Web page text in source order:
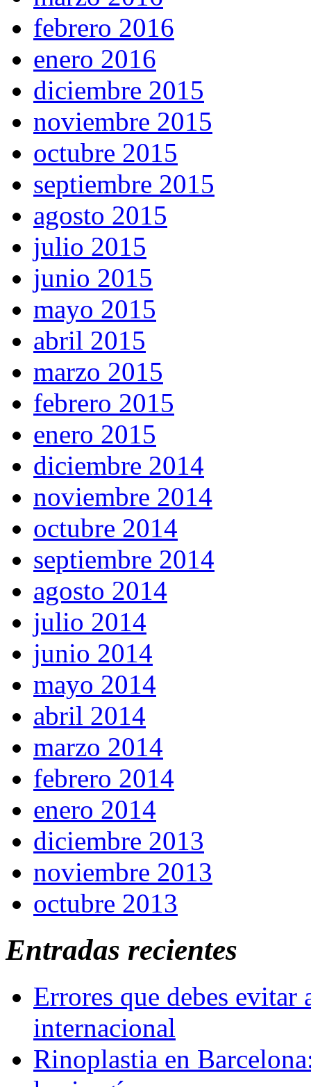
febrero 2016
enero 2016
diciembre 2015
noviembre 2015
octubre 2015
septiembre 2015
agosto 2015
julio 2015
junio 2015
mayo 2015
abril 2015
marzo 2015
febrero 2015
enero 2015
diciembre 2014
noviembre 2014
octubre 2014
septiembre 2014
agosto 2014
julio 2014
junio 2014
mayo 2014
abril 2014
marzo 2014
febrero 2014
enero 2014
diciembre 2013
noviembre 2013
octubre 2013
Entradas recientes
Errores que debes
internacional
Rinoplastia en